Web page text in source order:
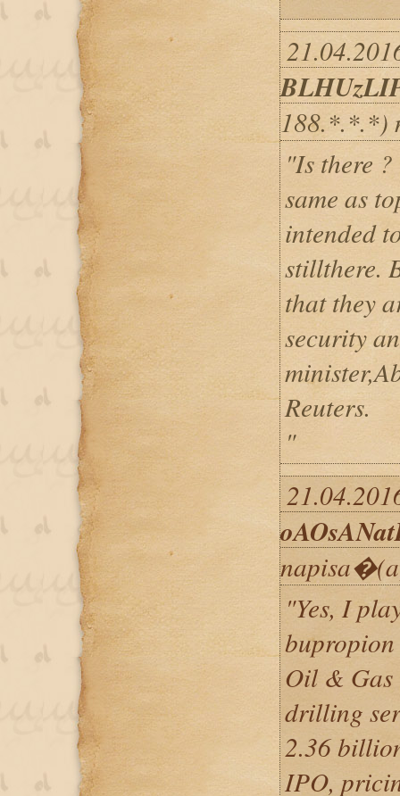
188.*.*.*)
"Is there
same as
intended
stillthere.
that they
security
Reuters.
"
"Yes, I
Oil & Gas
drilling
2.36
IPO,